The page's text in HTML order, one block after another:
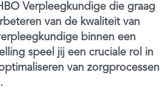
Verpleegkundige die graag
van de kwaliteit van
binnen een
speel jij een cruciale rol in
van zorgprocessen